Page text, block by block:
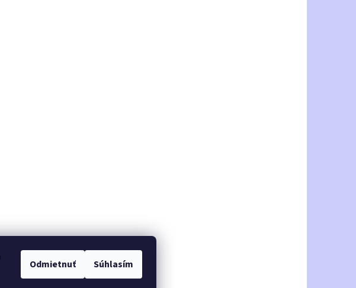
Odmietnuť Súhlasím